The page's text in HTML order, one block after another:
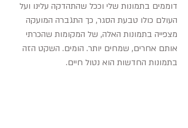
דוממים בתמונות שלי וככל שהתהדקה עלינו ועל
העולם כולו טבעת הסגר, כך התגברה המועקה
מצפייה בתמונות האלה, של המקומות שהכרתי
אותם אחרים, שמחים יותר. הומים. השקט הזה
בתמונות החדשות הוא נטול חיים.